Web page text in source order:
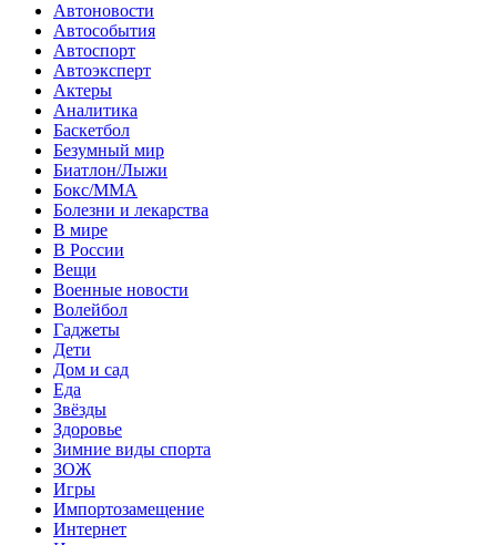
Автоновости
Автособытия
Автоспорт
Автоэксперт
Актеры
Аналитика
Баскетбол
Безумный мир
Биатлон/Лыжи
Бокс/MMA
Болезни и лекарства
В мире
В России
Вещи
Военные новости
Волейбол
Гаджеты
Дети
Дом и сад
Еда
Звёзды
Здоровье
Зимние виды спорта
ЗОЖ
Игры
Импортозамещение
Интернет